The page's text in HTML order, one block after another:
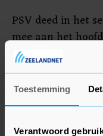
Toestemming
Verantwoord
PSV deed in het
mee aan het
League.
zeker van een